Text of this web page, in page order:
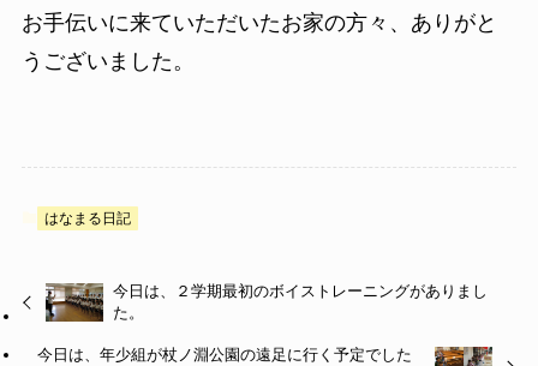
お手伝いに来ていただいたお家の方々、ありがと
うございました。
はなまる日記
今日は、２学期最初のボイストレーニングがありまし
た。
今日は、年少組が杖ノ淵公園の遠足に行く予定でした